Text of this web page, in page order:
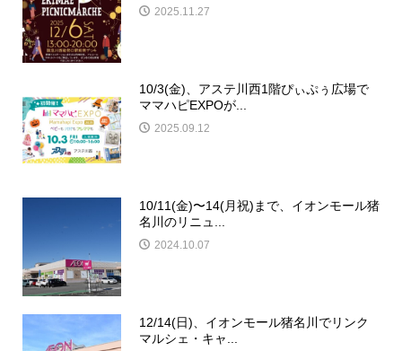
2025.11.27
10/3(金)、アステ川西1階ぴぃぷぅ広場で
ママハピEXPOが...
2025.09.12
10/11(金)〜14(月祝)まで、イオンモール猪
名川のリニュ...
2024.10.07
12/14(日)、イオンモール猪名川でリンク
マルシェ・キャ...